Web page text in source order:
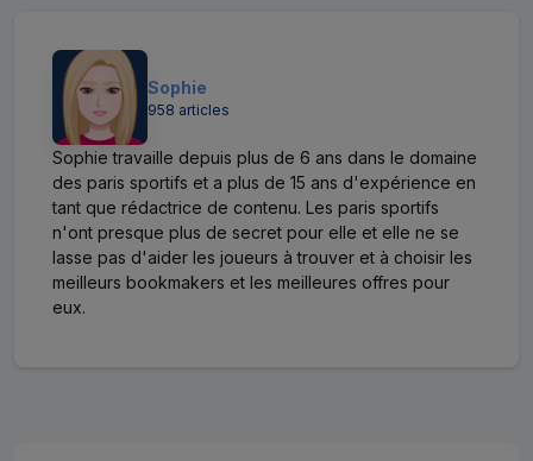
Sophie
958 articles
Sophie travaille depuis plus de 6 ans dans le domaine
des paris sportifs et a plus de 15 ans d'expérience en
tant que rédactrice de contenu. Les paris sportifs
n'ont presque plus de secret pour elle et elle ne se
lasse pas d'aider les joueurs à trouver et à choisir les
meilleurs bookmakers et les meilleures offres pour
eux.